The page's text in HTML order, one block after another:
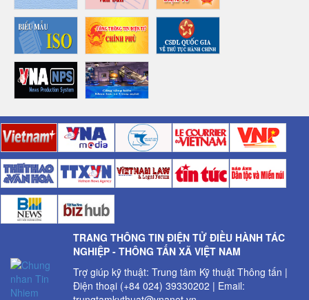
TRANG THÔNG TIN ĐIỆN TỬ ĐIỀU HÀNH TÁC
NGHIỆP - THÔNG TẤN XÃ VIỆT NAM
Trợ giúp kỹ thuật: Trung tâm Kỹ thuật Thông tấn |
Điện thoại (+84 024) 39330202 | Email: